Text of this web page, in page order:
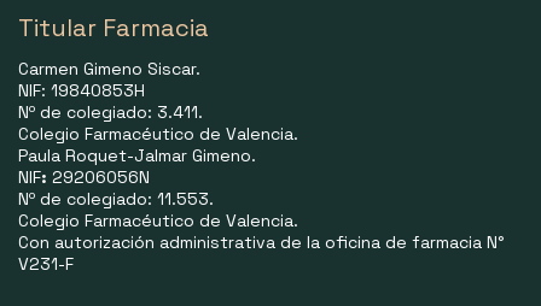
Titular Farmacia
Carmen Gimeno Siscar.
NIF: 19840853H
Nº de colegiado: 3.411.
Colegio Farmacéutico de Valencia.
Paula Roquet-Jalmar Gimeno.
NIF: 29206056N
Nº de colegiado: 11.553.
Colegio Farmacéutico de Valencia.
Con autorización administrativa de la oficina de farmacia N°
V231-F